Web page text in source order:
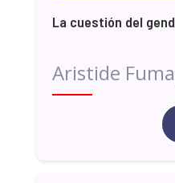
La cuestión del
Aristide